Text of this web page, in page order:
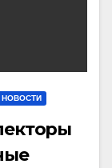
НОВОСТИ